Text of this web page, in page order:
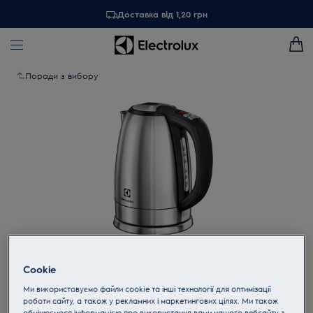
Доставка від 1,20 грн
Поради з вибору
Cookie
Ми використовуємо файли cookie та інші технології для оптимізації
роботи сайту, а також у рекламних і маркетингових цілях. Ми також